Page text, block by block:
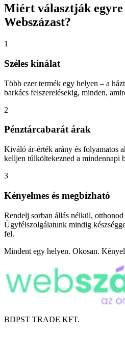
Miért választják
Webszázast?
1
Széles kínálat
Több ezer termék egy helyen – a
barkács felszerelésekig, minden,
2
Pénztárcabarát árak
Kiváló ár-érték arány és folyamatos
kelljen túlköltekezned a mindennapi
3
Kényelmes és megbízható
Rendelj sorban állás nélkül,
Ügyfélszolgálatunk mindig
fel.
Mindent egy helyen. Okosan.
BDPST TRADE KFT.